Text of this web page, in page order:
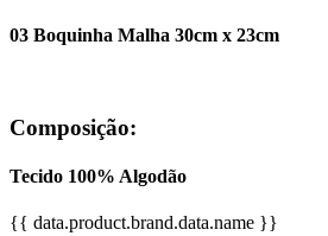
03 Boquinha Malha 30cm x 23cm
Composição:
Tecido 100% Algodão
{{ data.product.brand.data.name }}